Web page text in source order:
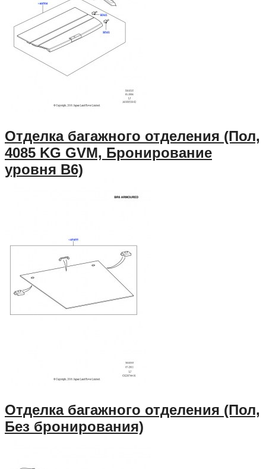
Отделка багажного отделения (Пол,
4085 KG GVM, Бронирование
уровня B6)
Отделка багажного отделения (Пол,
Без бронирования)